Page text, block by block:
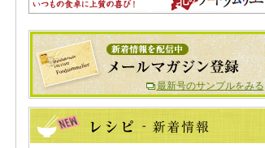
最新号のサンプルをみる